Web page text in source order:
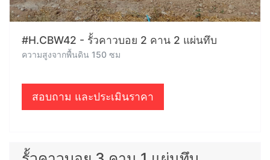
#H.CBW42 - รั้วคาวบอย 2 คาน 2 แผ่นทึบ
ความสูงจากพื้นดิน 150 ซม
สอบถาม และประเมินราคา